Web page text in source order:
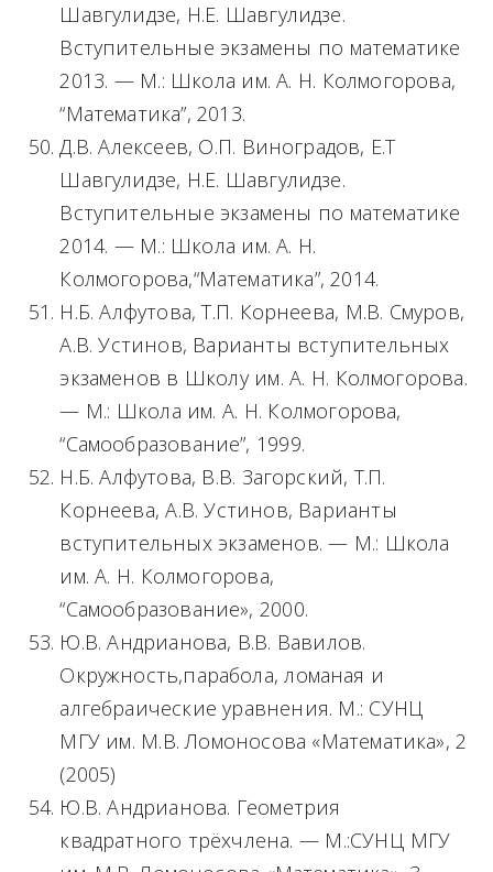
Шавгулидзе, Н.Е. Шавгулидзе.
Вступительные экзамены по математике
2013. — М.: Школа им. А. Н. Колмогорова,
“Математика”, 2013.
Д.В. Алексеев, О.П. Виноградов, Е.Т
Шавгулидзе, Н.Е. Шавгулидзе.
Вступительные экзамены по математике
2014. — М.: Школа им. А. Н.
Колмогорова,“Математика”, 2014.
Н.Б. Алфутова, Т.П. Корнеева, М.В. Смуров,
А.В. Устинов, Варианты вступительных
экзаменов в Школу им. А. Н. Колмогорова.
— М.: Школа им. А. Н. Колмогорова,
“Самообразование”, 1999.
Н.Б. Алфутова, В.В. Загорский, Т.П.
Корнеева, А.В. Устинов, Варианты
вступительных экзаменов. — М.: Школа
им. А. Н. Колмогорова,
“Самообразование», 2000.
Ю.В. Андрианова, В.В. Вавилов.
Окружность,парабола, ломаная и
алгебраические уравнения. М.: СУНЦ
МГУ им. М.В. Ломоносова «Математика», 2
(2005)
Ю.В. Андрианова. Геометрия
квадратного трёхчлена. — М.:СУНЦ МГУ